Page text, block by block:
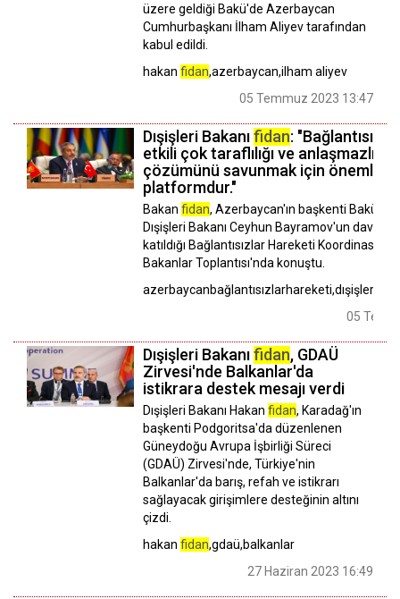
üzere geldiği Bakü'de Azerbaycan
Cumhurbaşkanı İlham Aliyev tarafından
kabul edildi.
hakan fidan,azerbaycan,ilham aliyev
05 Temmuz 2023 13:47
Dışişleri Bakanıfidan:
etkili çok taraflılığı ve
çözümünü savunmak için önemli bir
platformdur."
Bakan fidan, Azerbaycan'ın başkenti
Dışişleri Bakanı Ceyhun Bayramov'un
katıldığı Bağlantısızlar Hareketi
Bakanlar Toplantısı'nda konuştu.
05
Dışişleri Bakanıfidan, GDAÜ
Zirvesi'nde Balkanlar'da
istikrara destek mesajı verdi
Dışişleri Bakanı Hakan fidan, Karadağ'ın
başkenti Podgoritsa'da düzenlenen
Güneydoğu Avrupa İşbirliği Süreci
(GDAÜ) Zirvesi'nde, Türkiye'nin
Balkanlar'da barış, refah ve istikrarı
sağlayacak girişimlere desteğinin altını
çizdi.
hakan fidan,gdaü,balkanlar
27 Haziran 2023 16:49